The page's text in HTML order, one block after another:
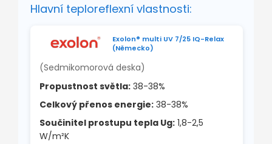
Hlavní teploreflexní vlastnosti:
Exolon® multi UV 7/25 IQ-Relax
(Německo)
(Sedmikomorová deska)
Propustnost světla: 38-38%
Celkový přenos energie: 38-38%
Součinitel prostupu tepla Ug: 1,8-2,5
W/m²K